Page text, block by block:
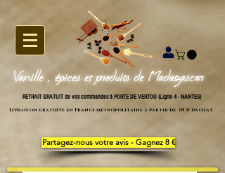
Vanille , épices et produits de Madagascar
RETRAIT GRATUIT de vos commandes à PORTE DE VERTOU (Ligne 4 - NANTES)
Livraison gratuite en France métropolitaine à partir de 65 € d'achat
Partagez-nous votre avis - Gagnez 8 €